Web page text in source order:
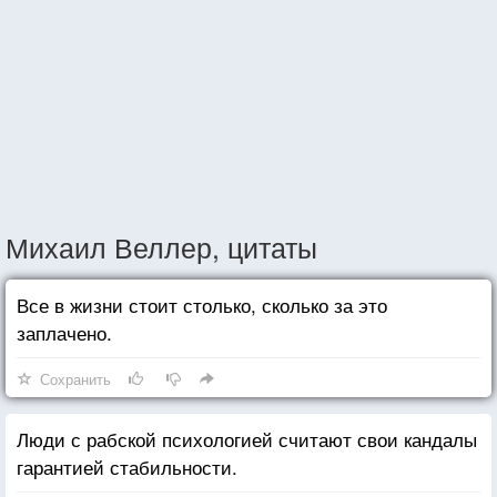
Михаил Веллер, цитаты
Все в жизни стоит столько, сколько за это
заплачено.
Сохранить
Люди с рабской психологией считают свои кандалы
гарантией стабильности.